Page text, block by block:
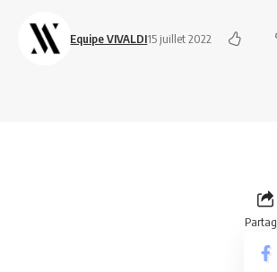
Equipe VIVALDI15 juillet 2022